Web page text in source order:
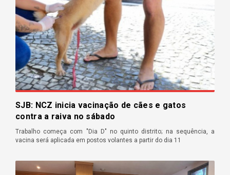
SJB: NCZ inicia vacinação de cães e gatos
contra a raiva no sábado
Trabalho começa com "Dia D" no quinto distrito; na sequência, a
vacina será aplicada em postos volantes a partir do dia 11